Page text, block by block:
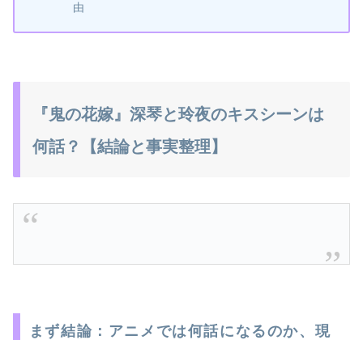
由
『鬼の花嫁』深琴と玲夜のキスシーンは
何話？【結論と事実整理】
まず結論：アニメでは何話になるのか、現